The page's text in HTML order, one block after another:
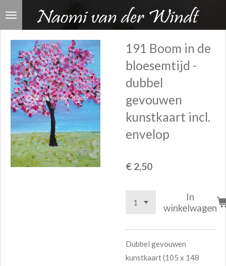
Ga
naar
hoofdinhoud
191 Boom in de
bloesemtijd -
dubbel
gevouwen
kunstkaart incl.
envelop
€ 2,50
In
winkelwagen
Dubbel gevouwen
kunstkaart (105 x 148